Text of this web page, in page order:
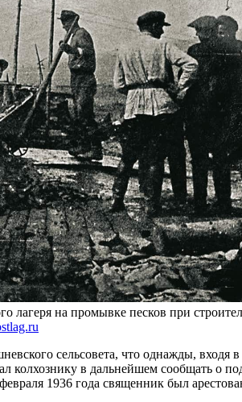
лагеря на промывке песков при
сельсовета, что однажды,
колхознику в дальнейшем сообщать
1936 года священник был